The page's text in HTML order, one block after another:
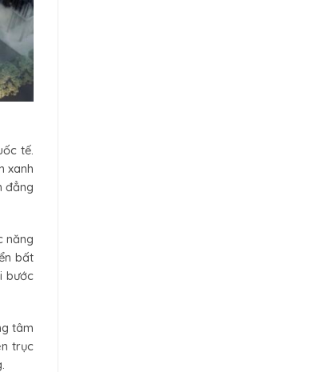
tế.
xanh
đẳng
năng
bất
bước
tâm
trục